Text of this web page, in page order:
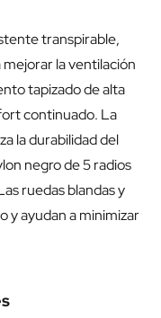
transpirable,
la ventilación
tapizado de alta
continuado. La
la durabilidad del
negro de 5 radios
ruedas blandas y
y ayudan a minimizar